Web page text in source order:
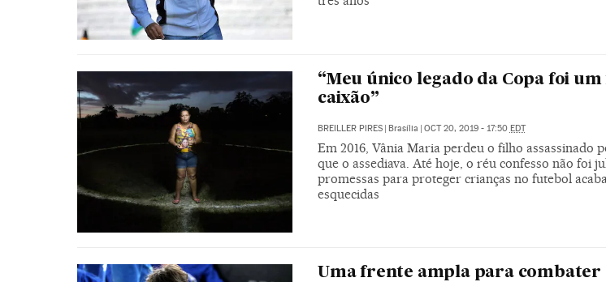
“Meu único legado da Copa foi
caixão”
BREILLER PIRES Brasília OCT 20, 2019 - 17:50 EDT
Em 2016, Vânia Maria perdeu o filho assassinado
que o assediava. Até hoje, o réu confesso não foi
promessas para proteger crianças no futebol
esquecidas
Uma frente ampla para combater